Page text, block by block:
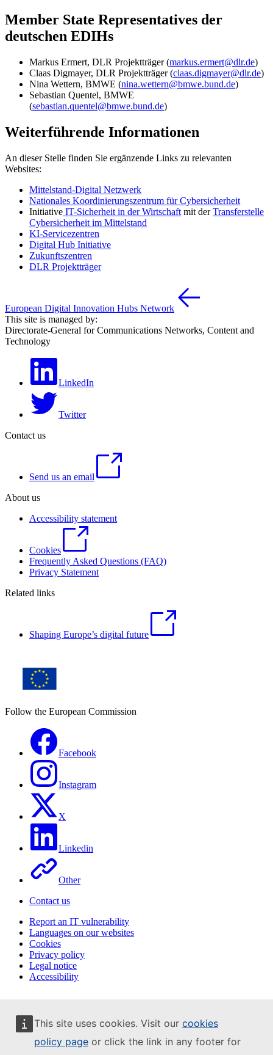
This site uses cookies. Visit our cookies
policy page or click the link in any footer for
Member State Representatives der
deutschen EDIHs
Markus Ermert, DLR Projektträger (markus.ermert@dlr.de)
Claas Digmayer, DLR Projektträger (claas.digmayer@dlr.de)
Nina Wettern, BMWE (nina.wettern@bmwe.bund.de)
Sebastian Quentel, BMWE
(sebastian.quentel@bmwe.bund.de)
Weiterführende Informationen
An dieser Stelle finden Sie ergänzende Links zu relevanten
Websites:
Mittelstand-Digital Netzwerk
Nationales Koordinierungszentrum für Cybersicherheit
Initiative IT-Sicherheit in der Wirtschaft mit derTransferstelle
Cybersicherheit im Mittelstand
KI-Servicezentren
Digital Hub Initiative
Zukunftszentren
DLR Projektträger
European Digital Innovation Hubs Network
This site is managed by:
Directorate-General for Communications Networks, Content and
Technology
LinkedIn
Twitter
Contact us
Send us an email
About us
Accessibility statement
Cookies
Frequently Asked Questions (FAQ)
Privacy Statement
Related links
Shaping Europe’s digital future
Follow the European Commission
Facebook
Instagram
X
Linkedin
Other
Contact us
Report an IT vulnerability
Languages on our websites
Cookies
Privacy policy
Legal notice
Accessibility